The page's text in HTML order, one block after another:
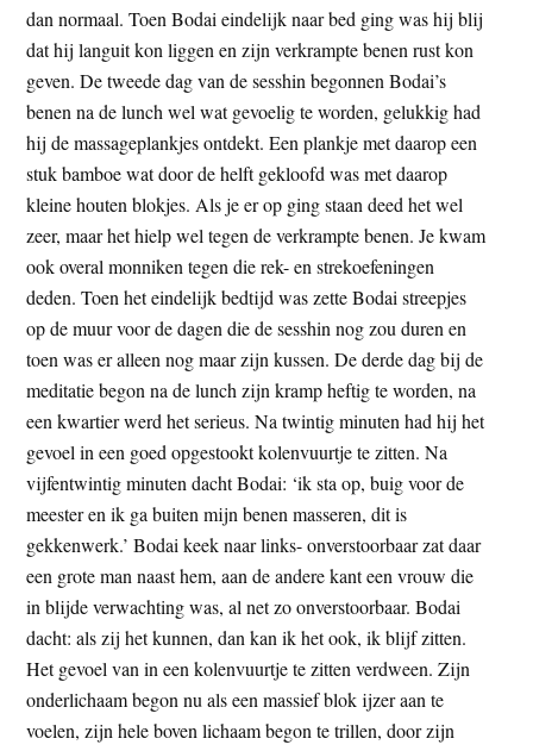
dan normaal. Toen Bodai eindelijk naar bed ging was hij blij
dat hij languit kon liggen en zijn verkrampte benen rust kon
geven. De tweede dag van de sesshin begonnen Bodai’s
benen na de lunch wel wat gevoelig te worden, gelukkig had
hij de massageplankjes ontdekt. Een plankje met daarop een
stuk bamboe wat door de helft gekloofd was met daarop
kleine houten blokjes. Als je er op ging staan deed het wel
zeer, maar het hielp wel tegen de verkrampte benen. Je kwam
ook overal monniken tegen die rek- en strekoefeningen
deden. Toen het eindelijk bedtijd was zette Bodai streepjes
op de muur voor de dagen die de sesshin nog zou duren en
toen was er alleen nog maar zijn kussen. De derde dag bij de
meditatie begon na de lunch zijn kramp heftig te worden, na
een kwartier werd het serieus. Na twintig minuten had hij het
gevoel in een goed opgestookt kolenvuurtje te zitten. Na
vijfentwintig minuten dacht Bodai: ‘ik sta op, buig voor de
meester en ik ga buiten mijn benen masseren, dit is
gekkenwerk.’ Bodai keek naar links- onverstoor­baar zat daar
een grote man naast hem, aan de andere kant een vrouw die
in blijde ver­wachting was, al net zo onverstoorbaar. Bodai
dacht: als zij het kunnen, dan kan ik het ook, ik blijf zitten.
Het gevoel van in een kolenvuurtje te zitten verdween. Zijn
onderlichaam begon nu als een massief blok ijzer aan te
voelen, zijn hele boven lichaam begon te trillen, door zijn